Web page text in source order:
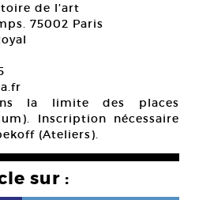
de l’art
75002 Paris
la limite des places
Inscription nécessaire
(Ateliers).
sur :